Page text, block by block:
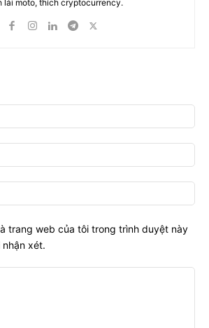
lái moto, thích cryptocurrency.
trang web của tôi trong trình duyệt này
xét.